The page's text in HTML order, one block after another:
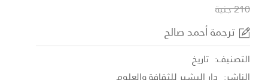
210 جنية
ترجمة أحمد صالح
التصنيف: تاريخ